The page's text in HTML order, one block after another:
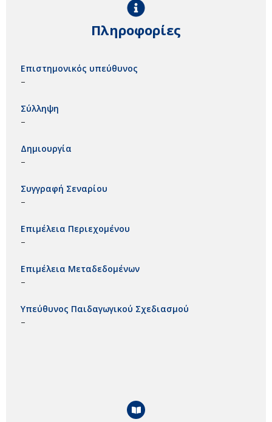
Πληροφορίες
Επιστημονικός υπεύθυνος
–
Σύλληψη
–
Δημιουργία
–
Συγγραφή Σεναρίου
–
Επιμέλεια Περιεχομένου
–
Επιμέλεια Μεταδεδομένων
–
Υπεύθυνος Παιδαγωγικού Σχεδιασμού
–